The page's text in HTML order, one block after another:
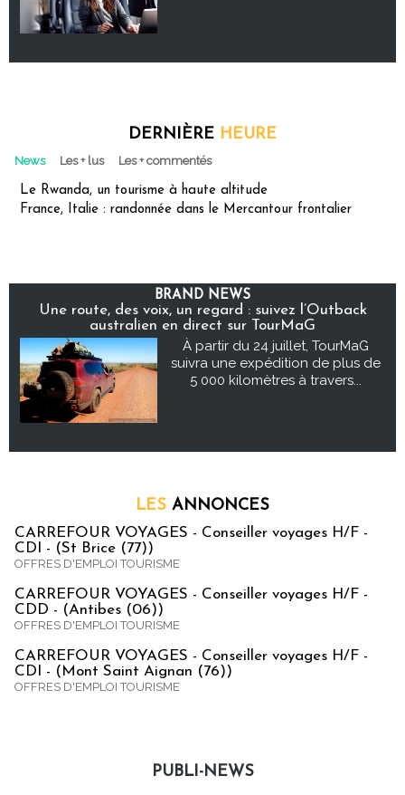
DERNIÈRE HEURE
News Les + lus Les + commentés
Le Rwanda, un tourisme à haute altitude
France, Italie : randonnée dans le Mercantour frontalier
BRAND NEWS
Une route, des voix, un regard : suivez l’Outback
australien en direct sur TourMaG
À partir du 24 juillet, TourMaG
suivra une expédition de plus de
5 000 kilomètres à travers...
LES ANNONCES
CARREFOUR VOYAGES - Conseiller voyages H/F -
CDI - (St Brice (77))
OFFRES D'EMPLOI TOURISME
CARREFOUR VOYAGES - Conseiller voyages H/F -
CDD - (Antibes (06))
OFFRES D'EMPLOI TOURISME
CARREFOUR VOYAGES - Conseiller voyages H/F -
CDI - (Mont Saint Aignan (76))
OFFRES D'EMPLOI TOURISME
PUBLI-NEWS